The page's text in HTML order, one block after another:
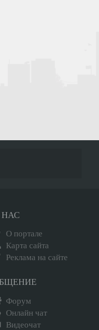
О портале
Карта сайта
Реклама на сайте
Форум
Онлайн чат
Видеочат